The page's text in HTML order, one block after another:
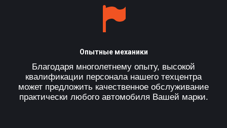
Опытные механики
Благодаря многолетнему опыту, высокой
квалификации персонала нашего техцентра
может предложить качественное обслуживание
практически любого автомобиля Вашей марки.